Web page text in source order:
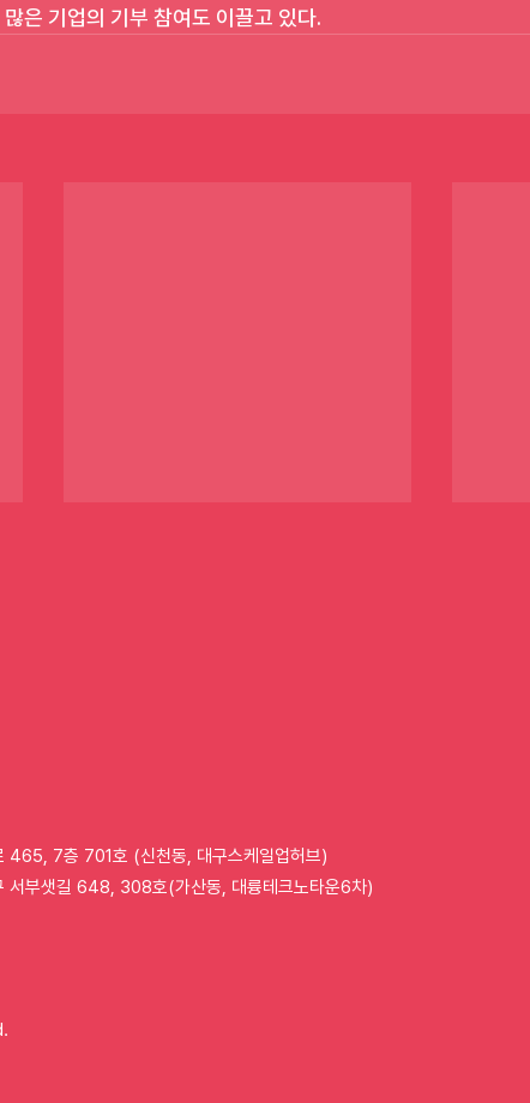
은 기업의 기부 참여도 이끌고 있다.
465, 7층 701호 (신천동, 대구스케일업허브)
부샛길 648, 308호(가산동, 대륭테크노타운6차)